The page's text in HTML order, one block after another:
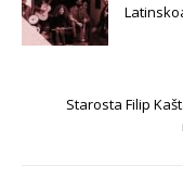
Starosta Filip